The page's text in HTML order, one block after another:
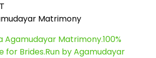
Matrimony
Agamudayar Matrimony.100%
for Brides.Run by Agamudayar